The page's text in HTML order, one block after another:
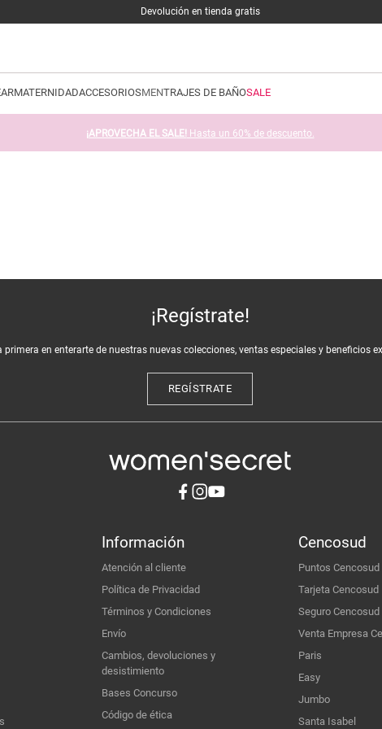
Devolución en tienda gratis
MATERNIDADACCESORIOSMENTRAJES DE BAÑOSALE
¡APROVECHA EL SALE! Hasta un 60% de descuento.
¡Regístrate!
primera en enterarte de nuestras nuevas colecciones, ventas especiales y beneficios
REGÍSTRATE
Información
Atención al cliente
Política de Privacidad
Términos y Condiciones
Envío
Cambios, devoluciones y
desistimiento
Bases Concurso
Código de ética
Cencosud
Puntos Cencosud
Tarjeta Cencosud
Seguro Cencosud
Venta Empresa
Paris
Easy
Jumbo
Santa Isabel